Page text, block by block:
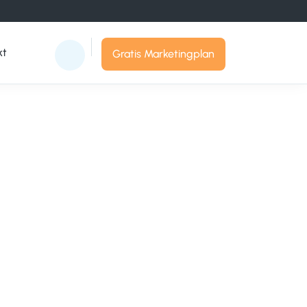
Gratis Marketingplan